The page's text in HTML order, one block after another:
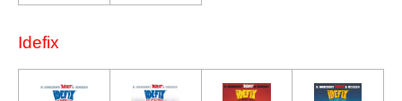
Idefix